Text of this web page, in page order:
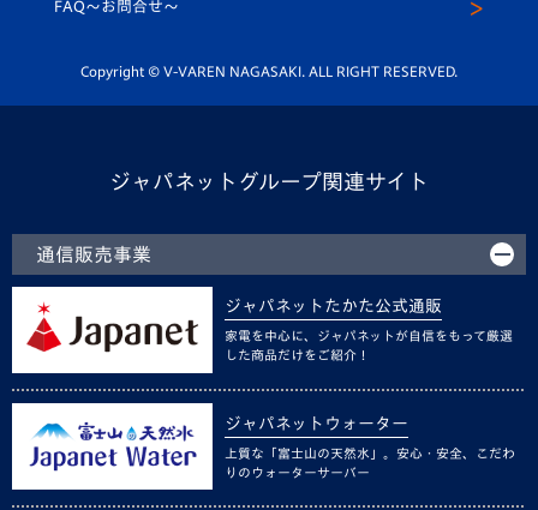
平和祈念活動
ホームタウン活動
FAQ〜お問合せ〜
Copyright © V-VAREN NAGASAKI. ALL RIGHT RESERVED.
ジャパネットグループ関連サイト
通信販売事業
ジャパネットたかた公式通販
家電を中心に、ジャパネットが自信をもって厳選
した商品だけをご紹介！
ジャパネットウォーター
上質な「富士山の天然水」。安心・安全、こだわ
りのウォーターサーバー